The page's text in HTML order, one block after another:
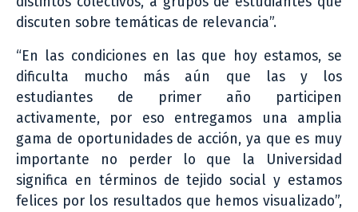
discuten sobre temáticas de relevancia”.
“En las condiciones en las que hoy estamos, se
dificulta mucho más aún que las y los
estudiantes de primer año participen
activamente, por eso entregamos una amplia
gama de oportunidades de acción, ya que es muy
importante no perder lo que la Universidad
significa en términos de tejido social y estamos
felices por los resultados que hemos visualizado”,